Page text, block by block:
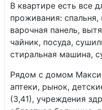
B квaртире еcть вcе
проживания: спальня,
варочная панель,
чайник, посуда,
стиральная машина,
Рядом с домом
аптеки, рынок,
(3,41), учреждения